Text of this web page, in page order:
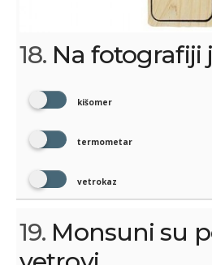
18. Na fotografiji
kišomer
termometar
vetrokaz
19. Monsuni su